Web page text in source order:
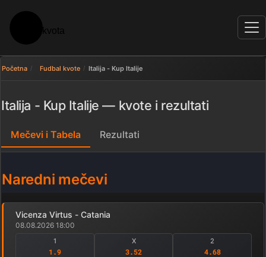
Početna Fudbal kvote Italija - Kup Italije
Italija - Kup Italije — kvote i rezultati
Mečevi i Tabela Rezultati
Naredni mečevi
Vicenza Virtus - Catania
08.08.2026 18:00
1
1.9
X
3.52
2
4.68